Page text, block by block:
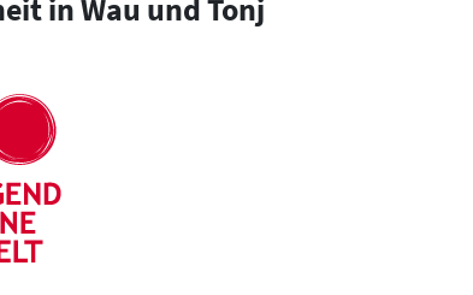
in Wau und Tonj